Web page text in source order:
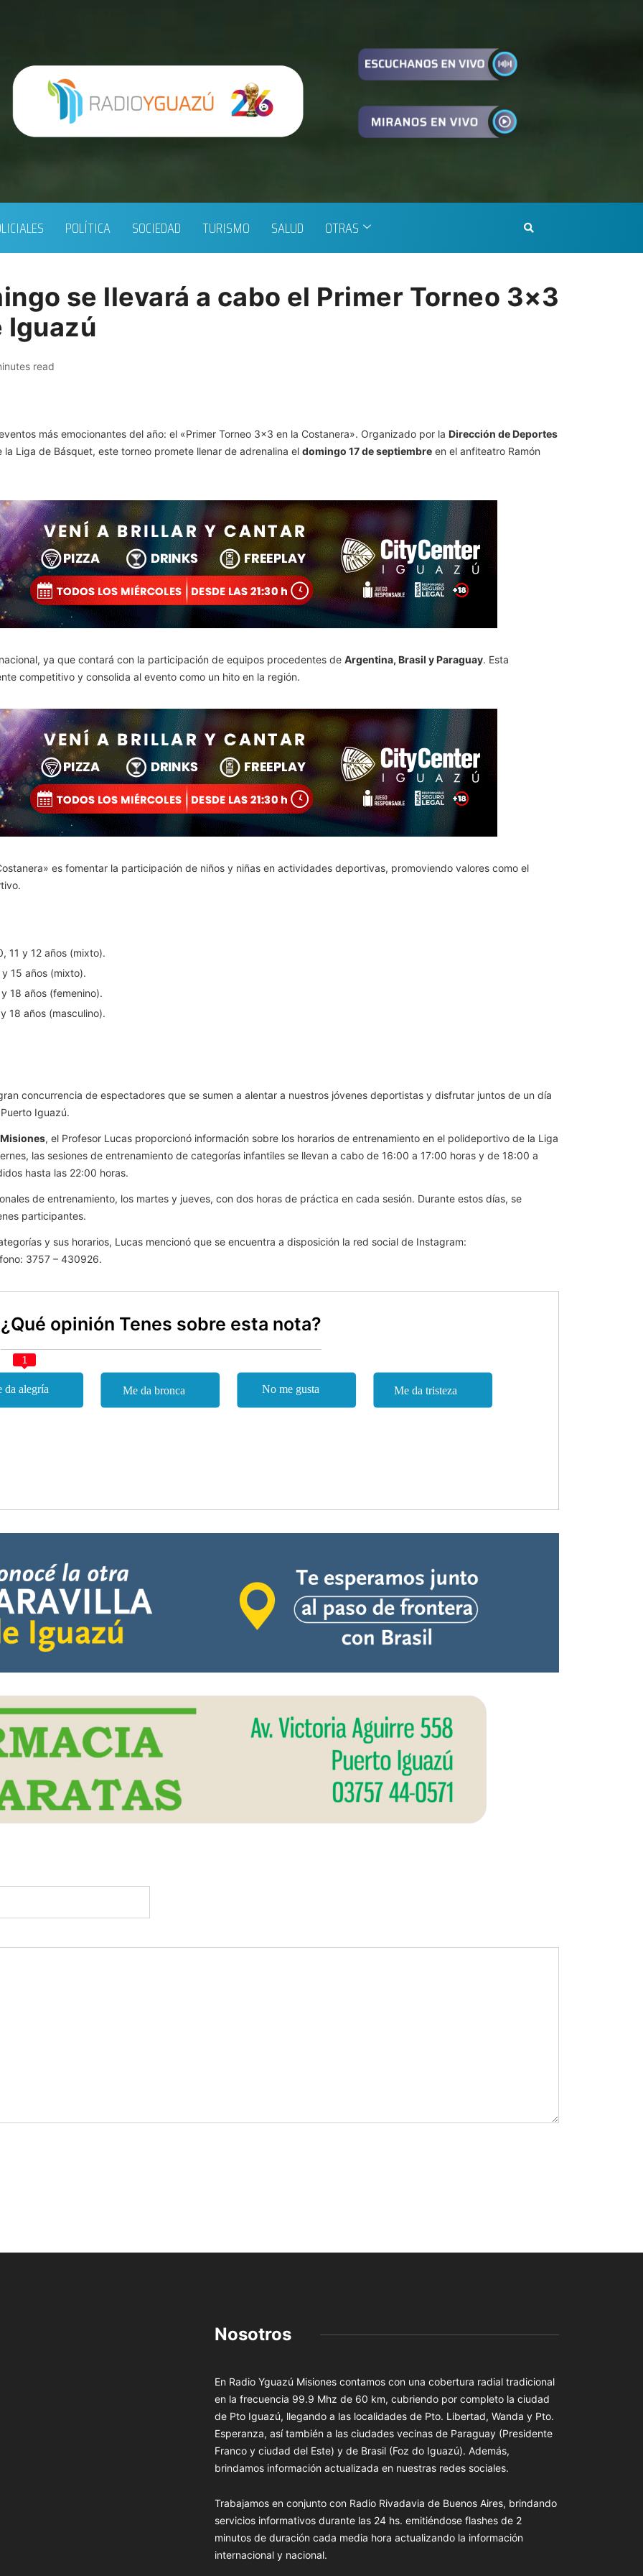
POLÍTICA SOCIEDAD TURISMO SALUD OTRAS
se llevará a cabo el Primer Torneo 3×3
Iguazú
read
más emocionantes del año: el «Primer Torneo 3×3 en la Costanera». Organizado por la Dirección de Deportes
Liga de Básquet, este torneo promete llenar de adrenalina el domingo 17 de septiembre en el anfiteatro Ramón
ya que contará con la participación de equipos procedentes de Argentina, Brasil y Paraguay. Esta
competitivo y consolida al evento como un hito en la región.
es fomentar la participación de niños y niñas en actividades deportivas, promoviendo valores como el
11 y 12 años (mixto).
15 años (mixto).
18 años (femenino).
18 años (masculino).
concurrencia de espectadores que se sumen a alentar a nuestros jóvenes deportistas y disfrutar juntos de un día
Iguazú.
, el Profesor Lucas proporcionó información sobre los horarios de entrenamiento en el polideportivo de la Liga
las sesiones de entrenamiento de categorías infantiles se llevan a cabo de 16:00 a 17:00 horas y de 18:00 a
hasta las 22:00 horas.
de entrenamiento, los martes y jueves, con dos horas de práctica en cada sesión. Durante estos días, se
participantes.
y sus horarios, Lucas mencionó que se encuentra a disposición la red social de Instagram:
3757 – 430926.
¿Qué opinión Tenes sobre esta nota?
1
Nosotros
En Radio Yguazú Misiones contamos con una cobertura radial tradicional
en la frecuencia 99.9 Mhz de 60 km, cubriendo por completo la ciudad
de Pto Iguazú, llegando a las localidades de Pto. Libertad, Wanda y Pto.
Esperanza, así también a las ciudades vecinas de Paraguay (Presidente
Franco y ciudad del Este) y de Brasil (Foz do Iguazú). Además,
brindamos información actualizada en nuestras redes sociales.
Trabajamos en conjunto con Radio Rivadavia de Buenos Aires, brindando
servicios informativos durante las 24 hs. emitiéndose flashes de 2
minutos de duración cada media hora actualizando la información
internacional y nacional.